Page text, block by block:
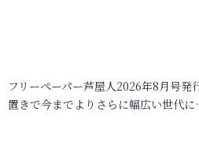
フリーペーパー芦屋人2026年8月号
置きで今までよりさらに幅広い世代